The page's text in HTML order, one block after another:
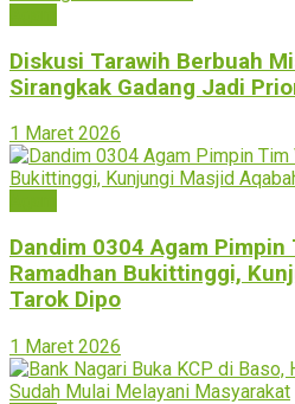
Diskusi Tarawih Berbuah
Sirangkak Gadang Jadi
1 Maret 2026
Dandim 0304 Agam Pimpin
Ramadhan Bukittinggi,
Tarok Dipo
1 Maret 2026